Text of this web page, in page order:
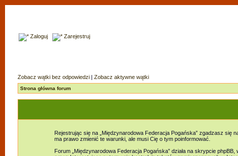
Zaloguj Zarejestruj
Zobacz wątki bez odpowiedzi | Zobacz aktywne wątki
Strona główna forum
Rejestrując się na „Międzynarodowa Federacja Pogańska” zgadzasz się
ma prawo zmienić te warunki, ale musi Cię o tym poinformować.
Forum „Międzynarodowa Federacja Pogańska” działa na skrypcie phpBB,